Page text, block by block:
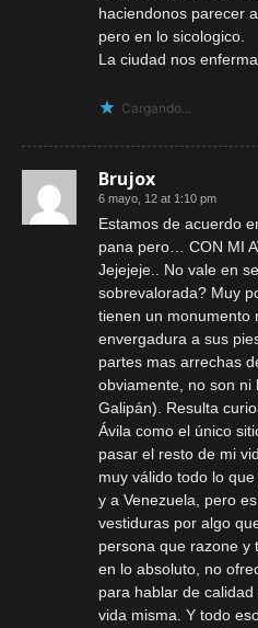
haciendonos parecer
pero en lo sicologico.
La ciudad nos enferma
Cargando...
Brujox
6 mayo, 12 at 1:10 pm
Estamos de acuerdo
pana pero… CON MI
Jejejeje.. No vale en
sobrevalorada? Muy
tienen un monumento
envergadura a sus
partes mas arrechas
obviamente, no son ni
Galipán). Resulta
Ávila como el único
pasar el resto de mi
muy válido todo lo
y a Venezuela, pero
vestiduras por algo
persona que razone y
en lo absoluto, no
para hablar de
vida misma. Y todo